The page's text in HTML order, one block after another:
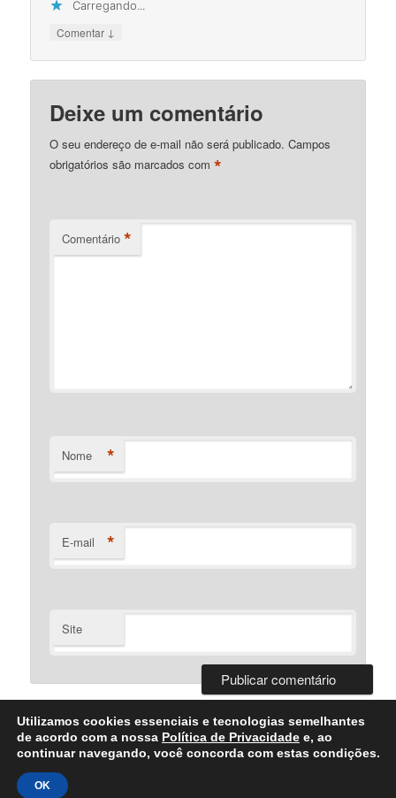
Carregando...
Comentar ↓
Deixe um comentário
O seu endereço de e-mail não será publicado. Campos
obrigatórios são marcados com*
Comentário *
Nome *
E-mail *
Site
Desenvolvido Por Bartolomeu Silva
Utilizamos cookies essenciais e tecnologias semelhantes
de acordo com a nossa Política de Privacidade e, ao
continuar navegando, você concorda com estas condições.
OK